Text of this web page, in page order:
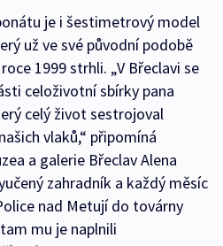
je i šestimetrový model
už ve své původní podobě
1999 strhli. „V Břeclavi se
celoživotní sbírky pana
celý život sestrojoval
vlaků,“ připomíná
a galerie Břeclav Alena
zahradník a každý měsíc
nad Metují do továrny
mu je naplnili